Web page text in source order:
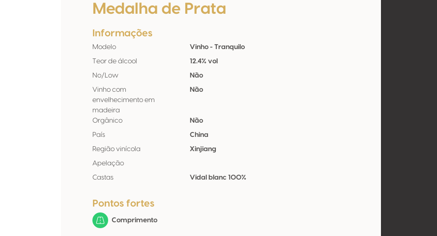
Medalha de Prata
Informações
Modelo Vinho - Tranquilo
Teor de álcool 12.4% vol
No/Low Não
Vinho com
envelhecimento em
madeira
Não
Orgânico Não
País China
Região vinícola Xinjiang
Apelação
Castas Vidal blanc 100%
Pontos fortes
Comprimento